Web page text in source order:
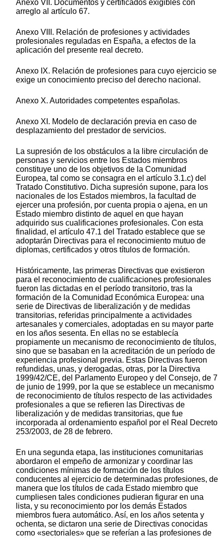
Anexo VII. Documentos y certificados exigibles con
arreglo al artículo 67.
Anexo VIII. Relación de profesiones y actividades
profesionales reguladas en España, a efectos de la
aplicación del presente real decreto.
Anexo IX. Relación de profesiones para cuyo ejercicio se
exige un conocimiento preciso del derecho nacional.
Anexo X. Autoridades competentes españolas.
Anexo XI. Modelo de declaración previa en caso de
desplazamiento del prestador de servicios.
La supresión de los obstáculos a la libre circulación de
personas y servicios entre los Estados miembros
constituye uno de los objetivos de la Comunidad
Europea, tal como se consagra en el artículo 3.1.c) del
Tratado Constitutivo. Dicha supresión supone, para los
nacionales de los Estados miembros, la facultad de
ejercer una profesión, por cuenta propia o ajena, en un
Estado miembro distinto de aquel en que hayan
adquirido sus cualificaciones profesionales. Con esta
finalidad, el artículo 47.1 del Tratado establece que se
adoptarán Directivas para el reconocimiento mutuo de
diplomas, certificados y otros títulos de formación.
Históricamente, las primeras Directivas que existieron
para el reconocimiento de cualificaciones profesionales
fueron las dictadas en el período transitorio, tras la
formación de la Comunidad Económica Europea: una
serie de Directivas de liberalización y de medidas
transitorias, referidas principalmente a actividades
artesanales y comerciales, adoptadas en su mayor parte
en los años sesenta. En ellas no se establecía
propiamente un mecanismo de reconocimiento de títulos,
sino que se basaban en la acreditación de un período de
experiencia profesional previa. Estas Directivas fueron
refundidas, unas, y derogadas, otras, por la Directiva
1999/42/CE, del Parlamento Europeo y del Consejo, de 7
de junio de 1999, por la que se establece un mecanismo
de reconocimiento de títulos respecto de las actividades
profesionales a que se refieren las Directivas de
liberalización y de medidas transitorias, que fue
incorporada al ordenamiento español por el Real Decreto
253/2003, de 28 de febrero.
En una segunda etapa, las instituciones comunitarias
abordaron el empeño de armonizar y coordinar las
condiciones mínimas de formación de los títulos
conducentes al ejercicio de determinadas profesiones, de
manera que los títulos de cada Estado miembro que
cumpliesen tales condiciones pudieran figurar en una
lista, y su reconocimiento por los demás Estados
miembros fuera automático. Así, en los años setenta y
ochenta, se dictaron una serie de Directivas conocidas
como «sectoriales» que se referían a las profesiones de